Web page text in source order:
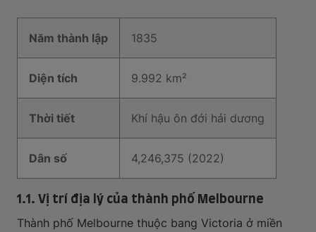
Năm thành lập 1835
Diện tích 9.992 km²
Thời tiết Khí hậu ôn đới hải dương
Dân số 4,246,375 (2022)
1.1. Vị trí địa lý của thành phố Melbourne
Thành phố Melbourne thuộc bang Victoria ở miền